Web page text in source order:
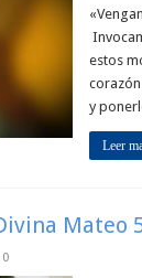
estos
y
Leer
Mateo
0